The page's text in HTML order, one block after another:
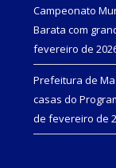
Campeonato
Barata com
fevereiro de
Prefeitura de
casas do
de fevereiro de